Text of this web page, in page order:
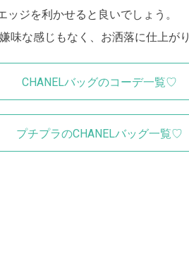
ッジを利かせると良いでしょう。
味な感じもなく、お洒落に仕上がり
CHANELバッグのコーデ一覧♡
プチプラのCHANELバッグ一覧♡